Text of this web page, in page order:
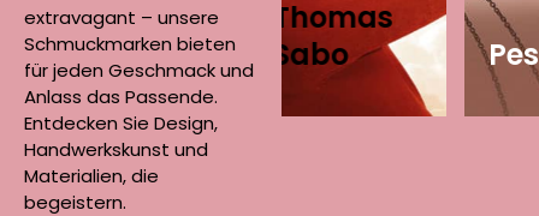
extravagant – unsere
Schmuckmarken bieten
für jeden Geschmack und
Anlass das Passende.
Entdecken Sie Design,
Handwerkskunst und
Materialien, die
begeistern.
Thomas
Sabo
Klassikern mit
persönlicher
Note.
Pesavento
Schmuck mit
architektonischer
Aussagekraft.